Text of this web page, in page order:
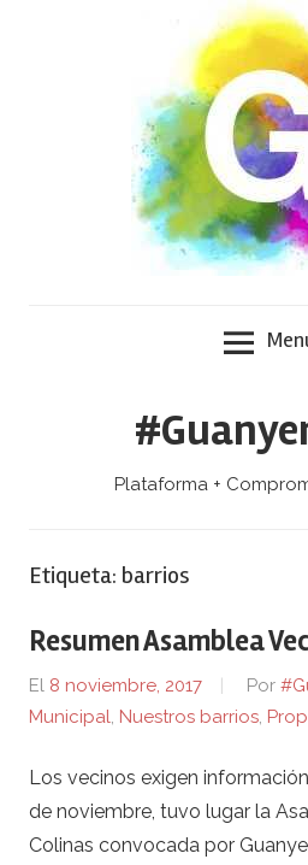
Plataforma +
Etiqueta: barrios
Resumen Asamblea
El 8 noviembre, 2017 Por
Municipal, Nuestros barrios,
Los vecinos exigen
de noviembre, tuvo lugar la
Colinas convocada por